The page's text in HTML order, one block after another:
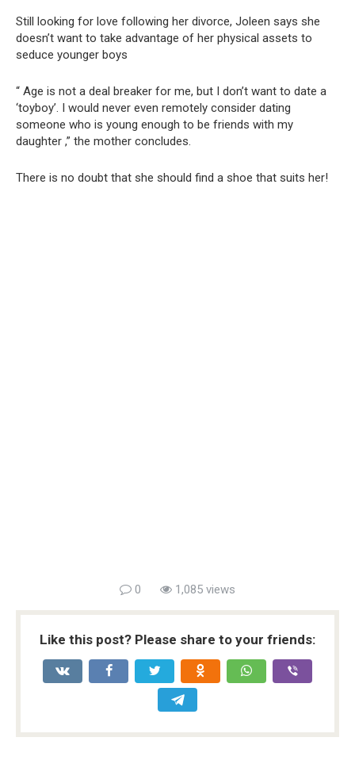
Still looking for love following her divorce, Joleen says she
doesn’t want to take advantage of her physical assets to
seduce younger boys
“ Age is not a deal breaker for me, but I don’t want to date a
‘toyboy’. I would never even remotely consider dating
someone who is young enough to be friends with my
daughter ,” the mother concludes.
There is no doubt that she should find a shoe that suits her!
0 1,085 views
Like this post? Please share to your friends: